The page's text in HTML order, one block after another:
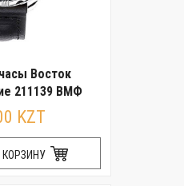
Восток
211139 ВМФ
KZT